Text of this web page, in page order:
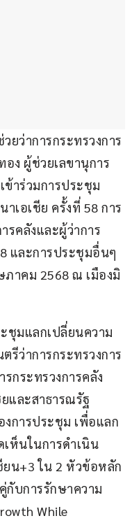
ว่าการกระทรวงการ
ง ผู้ช่วยเลขานุการ
ข้าร่วมการประชุม
เอเชีย ครั้งที่ 58 การ
รคลังและผู้ว่าการ
และการประชุมอื่นๆ
ภาคม 2568 ณ เมืองมิ
ชุมแลกเปลี่ยนความ
รีว่าการกระทรวงการ
กระทรวงการคลัง
และสาธารณรัฐ
การประชุม เพื่อแลก
ห็นในการดำเนิน
ยน+3 ใน 2 หัวข้อหลัก
กับการรักษาความ
While